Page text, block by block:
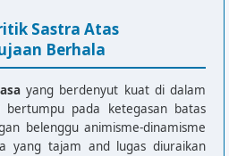
Sastra Atas
Berhala
yang berdenyut kuat di dalam
pada ketegasan batas
belenggu animisme-dinamisme
yang tajam and lugas diuraikan